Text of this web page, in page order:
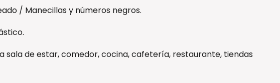
/ Manecillas y números negros.
sala de estar, comedor, cocina, cafetería, restaurante, tiendas